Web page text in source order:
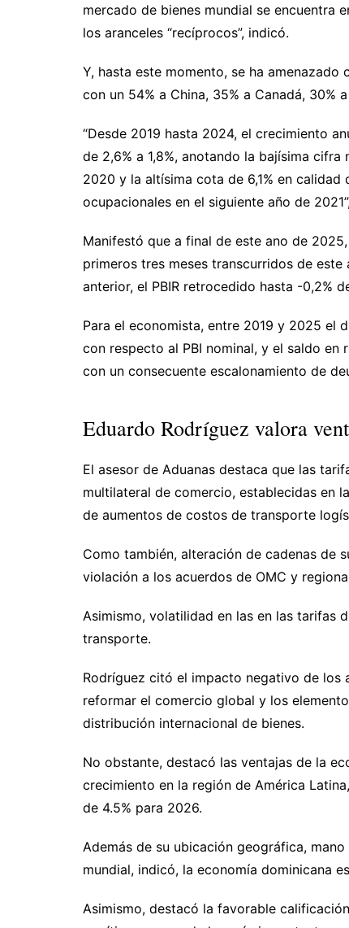
mercado de bienes mundial se encuentra
los aranceles “recíprocos”, indicó.
Y, hasta este momento, se ha
con un 54% a China, 35% a Canadá, 30%
“Desde 2019 hasta 2024, el crecimiento
de 2,6% a 1,8%, anotando la bajísima
2020 y la altísima cota de 6,1% en
ocupacionales en el siguiente año de
Manifestó que a final de este ano de
primeros tres meses transcurridos de
anterior, el PBIR retrocedido hasta -0,2%
Para el economista, entre 2019 y 2025 el
con respecto al PBI nominal, y el saldo en
con un consecuente escalonamiento de
Eduardo Rodríguez valora
El asesor de Aduanas destaca que las
multilateral de comercio, establecidas en
de aumentos de costos de transporte
Como también, alteración de cadenas de
violación a los acuerdos de OMC y
Asimismo, volatilidad en las en las tarifas
transporte.
Rodríguez citó el impacto negativo de los
reformar el comercio global y los
distribución internacional de bienes.
No obstante, destacó las ventajas de la
crecimiento en la región de América
de 4.5% para 2026.
Además de su ubicación geográfica,
mundial, indicó, la economía dominicana
Asimismo, destacó la favorable